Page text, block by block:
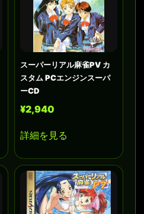
スーパーリアル麻雀PV カ
スタム PCエンジンスーパ
ーCD
¥2,940
詳細を見る